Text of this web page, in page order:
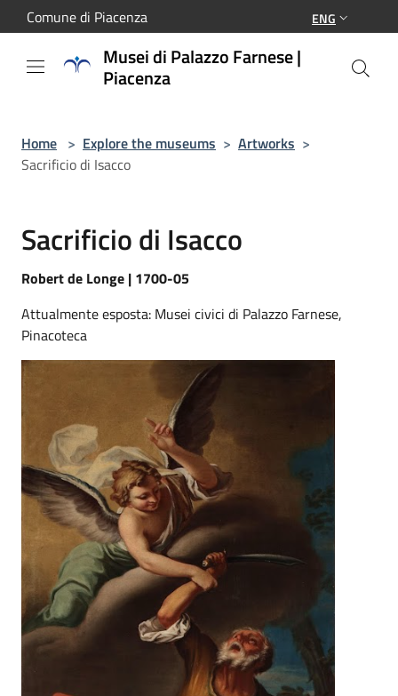
Salta al contenuto principale
Comune di Piacenza ENG
Musei di Palazzo Farnese |
Piacenza
Home > Explore the museums > Artworks >
Sacrificio di Isacco
Sacrificio di Isacco
Robert de Longe | 1700-05
Attualmente esposta: Musei civici di Palazzo Farnese,
Pinacoteca